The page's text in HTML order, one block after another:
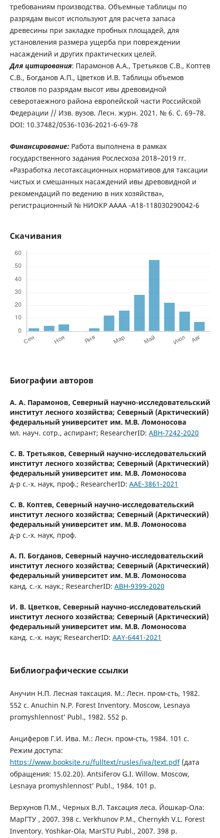
требованиям производства. Объемные таблицы по
разрядам высот используют для расчета запаса
древесины при закладке пробных площадей, для
установления размера ущерба при повреждении
насаждений и других практических целей.
Для цитирования: Парамонов А.А., Третьяков С.В., Коптев
С.В., Богданов А.П., Цветков И.В. Таблицы объемов
стволов по разрядам высот ивы древовидной
северотаежного района европейской части Российской
Федерации // Изв. вузов. Лесн. журн. 2021. № 6. С. 69–78.
DOI: 10.37482/0536-1036-2021-6-69-78
Финансирование:Работа выполнена в рамках
государственного задания Рослесхоза 2018–2019 гг.
«Разработка лесотаксационных нормативов для таксации
чистых и смешанных насаждений ивы древовидной и
рекомендаций по ведению в них хозяйства»,
регистрационный № НИОКР АААА -А18-118030290042-6
Скачивания
Биографии авторов
А. А. Парамонов, Северный научно-исследовательский
институт лесного хозяйства; Северный (Арктический)
федеральный университет им. М.В. Ломоносова
мл. науч. сотр., аспирант; ResearcherID: ABH-7242-2020
С. В. Третьяков, Северный научно-исследовательский
институт лесного хозяйства; Северный (Арктический)
федеральный университет им. М.В. Ломоносова
д-р с.-х. наук, проф.; ResearcherID: AAE-3861-2021
С. В. Коптев, Северный научно-исследовательский
институт лесного хозяйства; Северный (Арктический)
федеральный университет им. М.В. Ломоносова
д-р с.-х. наук, проф.
А. П. Богданов, Северный научно-исследовательский
институт лесного хозяйства; Северный (Арктический)
федеральный университет им. М.В. Ломоносова
канд. с.-х. наук.; ResearcherID: ABH-9399-2020
И. В. Цветков, Северный научно-исследовательский
институт лесного хозяйства; Северный (Арктический)
федеральный университет им. М.В. Ломоносова
канд. с.-х. наук; ResearcherID: AAY-6441-2021
Библиографические ссылки
Анучин Н.П. Лесная таксация. М.: Лесн. пром-сть, 1982.
552 с. Аnuchin N.P. Forest Inventory. Moscow, Lesnaya
promyshlennost’ Publ., 1982. 552 p.
Анциферов Г.И. Ива. М.: Лесн. пром-сть, 1984. 101 с.
Режим доступа:
https://www.booksite.ru/fulltext/rusles/iva/text.pdf(дата
обращения: 15.02.20). Antsiferov G.I. Willow. Moscow,
Lesnaya promyshlennost’ Publ., 1984. 101 p.
Верхунов П.М., Черных В.Л. Таксация леса. Йошкар-Ола:
МарГТУ , 2007. 398 с. Verkhunov P.M., Chernykh V.L. Forest
Inventory. Yoshkar-Ola, MarSTU Publ., 2007. 398 p.